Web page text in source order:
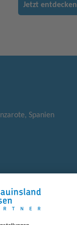
Jetzt entdecken
Spanien